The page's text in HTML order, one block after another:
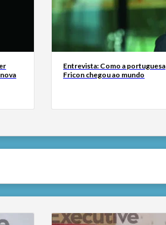
Entrevista: Como a portuguesa
Fricon chegou ao mundo